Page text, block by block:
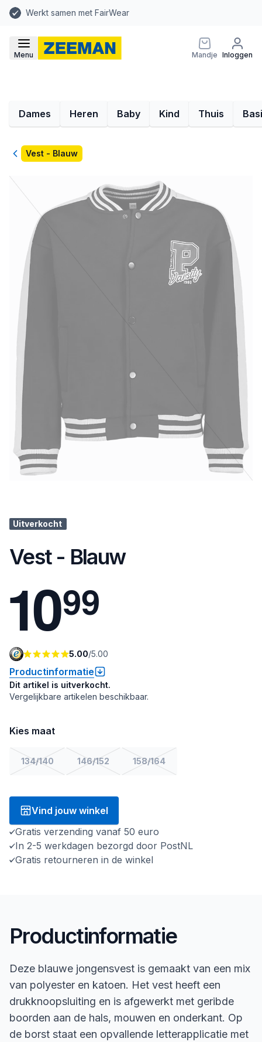
Werkt samen met FairWear
Menu Mandje Inloggen
Dames Heren Baby Kind Thuis
TerugVest - Blauw
Uitverkocht
Vest - Blauw
1099
5.00/5.00
Productinformatie
Dit artikel is uitverkocht.
Vergelijkbare artikelen beschikbaar.
Kies maat
134/140 146/152 158/164
Vind jouw winkel
Gratis verzending vanaf 50 euro
In 2-5 werkdagen bezorgd door PostNL
Gratis retourneren in de winkel
Productinformatie
Deze blauwe jongensvest is gemaakt van een mix
van polyester en katoen. Het vest heeft een
drukknoopsluiting en is afgewerkt met geribde
boorden aan de hals, mouwen en onderkant. Op
de borst staat een opvallende letterapplicatie met